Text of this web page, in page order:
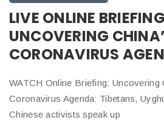
LIVE ONLINE
UNCOVERING
CORONAVIRUS
WATCH Online Briefing: Uncovering
Coronavirus Agenda: Tibetans,
Chinese activists speak up